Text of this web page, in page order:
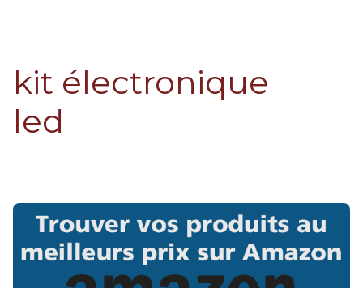
kit électronique
led